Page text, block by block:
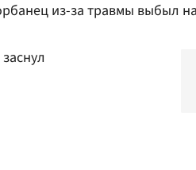
из-за травмы выбыл